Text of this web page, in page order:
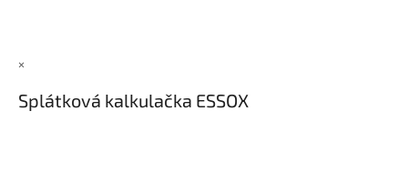
×
Splátková kalkulačka ESSOX